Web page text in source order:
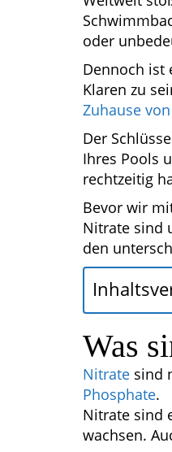
oder
Dennoch ist
Klaren zu
Zuhause
Der
Ihres Pools
rechtzeitig
Bevor wir
Nitrate sind
den
Was
Nitrate sind
Phosphate.
Nitrate sind
wachsen.